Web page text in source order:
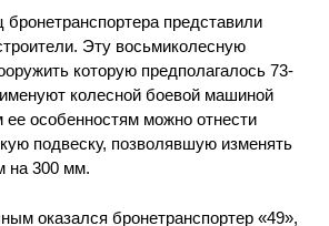
представили
Эту восьмиколесную
которую предполагалось 73-
колесной боевой машиной
особенностям можно отнести
подвеску, позволявшую изменять
на 300 мм.
оказался бронетранспортер «49»,